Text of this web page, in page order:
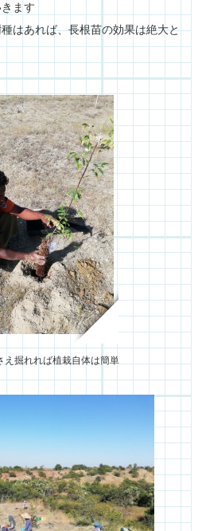
ます
はあれば、長根苗の効果は絶大と
え掘れれば植栽自体は簡単